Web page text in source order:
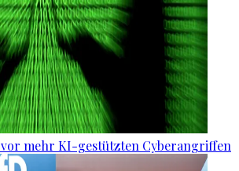
mehr KI-gestützten Cyberangriffen